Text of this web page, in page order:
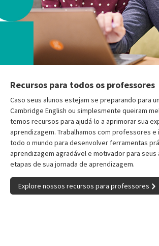
Recursos para todos os professores
Caso seus alunos estejam se preparando para
Cambridge English ou simplesmente queiram
temos recursos para ajudá-lo a aprimorar sua
aprendizagem. Trabalhamos com professores
todo o mundo para desenvolver ferramentas
aprendizagem agradável e motivador para seus
etapas de sua jornada de aprendizagem.
Explore nossos recursos para professores